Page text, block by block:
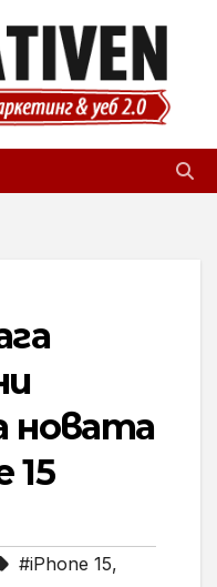
новата
15
#iPhone 15,